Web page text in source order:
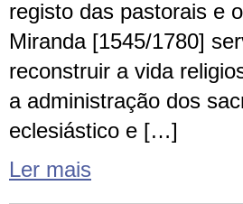
registo das pastorais e
Miranda [1545/1780]
reconstruir a vida
a administração dos
eclesiástico e […]
Ler mais